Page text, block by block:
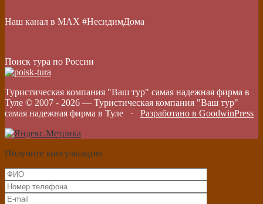
Наш канал в МАХ #НесидимДома
Поиск тура по России
Туристическая компания "Ваш тур" самая надежная фирма в
Туле © 2007 - 2026 — Туристическая компания "Ваш тур"
самая надежная фирма в Туле · Разработано в GoodwinPress
Получите консультацию